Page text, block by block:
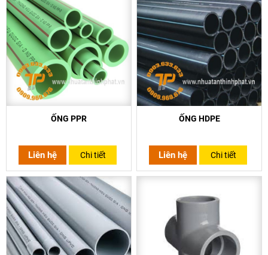
ỐNG PPR
Liên hệ Chi tiết
ỐNG HDPE
Liên hệ Chi tiết